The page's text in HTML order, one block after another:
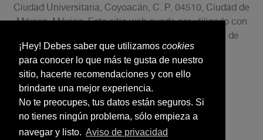
¡Hey! Debes saber que utilizamos cookies
para conocer lo que más te gusta de nuestro
sitio, hacerte recomendaciones y con ello
brindarte una mejor experiencia.
No te preocupes, tus datos están seguros. Si
no tienes ningún problema, sólo empieza a
navegar y listo. Aviso de privacidad
Ciudad Universitaria, Coyoacán, C. P. 04510, Ciudad de
México, México. Este sitio web puede ser utilizado con
fines no lucrativos siempre que se cite la fuente de
conformidad con el AVISO LEGAL.